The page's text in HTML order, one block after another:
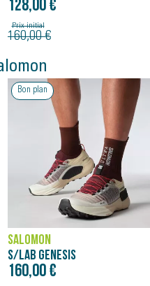
128,00 €
Prix initial
160,00 €
Bon plan
SALOMON
S/LAB GENESIS
160,00 €